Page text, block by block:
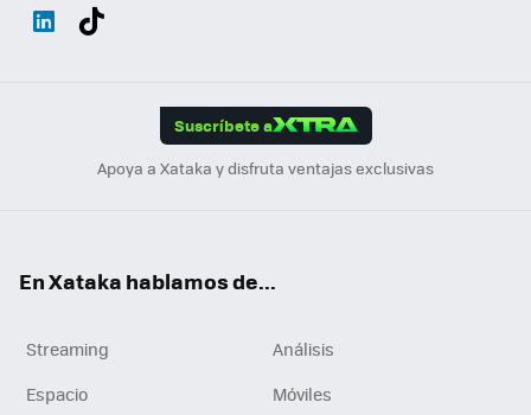
Suscríbete a
Apoya a Xataka y disfruta ventajas exclusivas
En Xataka hablamos de...
Streaming
Análisis
Espacio
Móviles